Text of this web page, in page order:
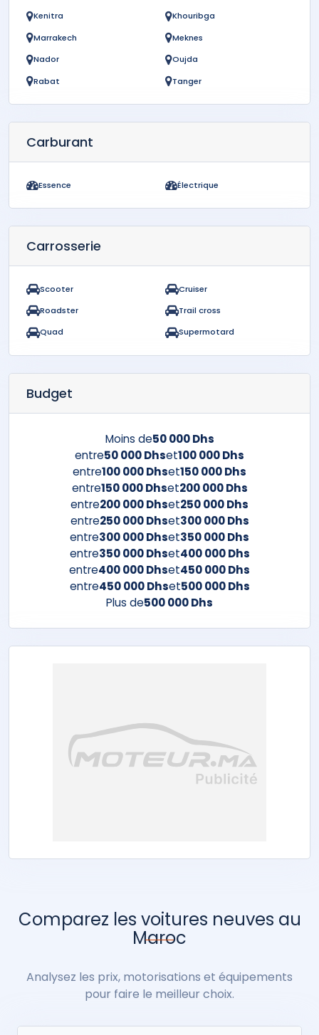
Kenitra
Khouribga
Marrakech
Meknes
Nador
Oujda
Rabat
Tanger
Carburant
Essence Électrique
Carrosserie
Scooter
Cruiser
Roadster
Trail cross
Quad
Supermotard
Budget
Moins de50 000 Dhs
entre50 000 Dhset100 000 Dhs
entre100 000 Dhset150 000 Dhs
entre150 000 Dhset200 000 Dhs
entre200 000 Dhset250 000 Dhs
entre250 000 Dhset300 000 Dhs
entre300 000 Dhset350 000 Dhs
entre350 000 Dhset400 000 Dhs
entre400 000 Dhset450 000 Dhs
entre450 000 Dhset500 000 Dhs
Plus de500 000 Dhs
Comparez les voitures neuves au
Maroc
Analysez les prix, motorisations et équipements
pour faire le meilleur choix.